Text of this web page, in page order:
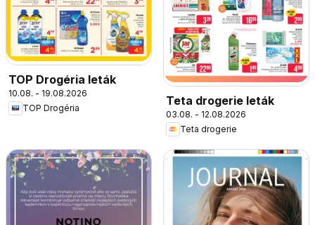
TOP Drogéria leták
10.08. - 19.08.2026
TOP Drogéria
Teta drogerie leták
03.08. - 12.08.2026
Teta drogerie